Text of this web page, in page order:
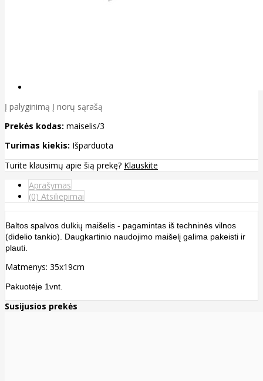
Į palyginimą Į norų sąrašą
Prekės kodas: maiselis/3
Turimas kiekis: Išparduota
Turite klausimų apie šią prekę? Klauskite
Aprašymas
(0) Atsiliepimai
Baltos spalvos dulkių maišelis - pagamintas iš techninės vilnos
(didelio tankio). Daugkartinio naudojimo maišelį galima pakeisti ir
plauti.
Matmenys: 35x19cm
Pakuotėje 1vnt.
Susijusios prekės